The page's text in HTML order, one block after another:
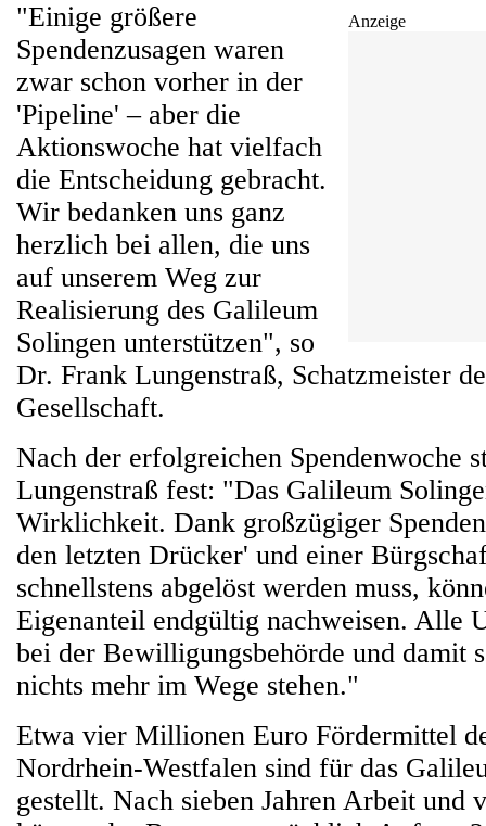
Anzeige
"Einige größere
Spendenzusagen waren
zwar schon vorher in der
'Pipeline' – aber die
Aktionswoche hat vielfach
die Entscheidung gebracht.
Wir bedanken uns ganz
herzlich bei allen, die uns
auf unserem Weg zur
Realisierung des Galileum
Solingen unterstützen", so
Dr. Frank Lungenstraß, Schatzmeister
Gesellschaft.
Nach der erfolgreichen Spendenwoche
Lungenstraß fest: "Das Galileum
Wirklichkeit. Dank großzügiger
den letzten Drücker' und einer
schnellstens abgelöst werden muss,
Eigenanteil endgültig nachweisen. Alle
bei der Bewilligungsbehörde und damit
nichts mehr im Wege stehen."
Etwa vier Millionen Euro Fördermittel
Nordrhein-Westfalen sind für das
gestellt. Nach sieben Jahren Arbeit und